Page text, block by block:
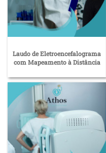
Laudo de Eletroencefalograma
com Mapeamento à Distância